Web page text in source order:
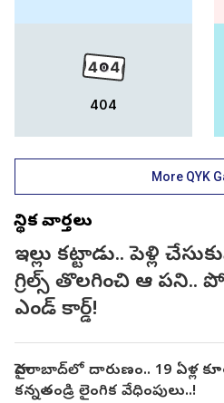
404
More QYK
స్థానిక వార్తలు
ఇల్లు కట్టాడు.. పెళ్లి
గ్రిల్స్ తొలగించి ఆ పని..
ఎండ్ కార్డ్!
హైదరాబాద్‌లో దారుణం.. 19 ఏళ్ల
కన్నతండ్రి లైంగిక వేధింపులు..!